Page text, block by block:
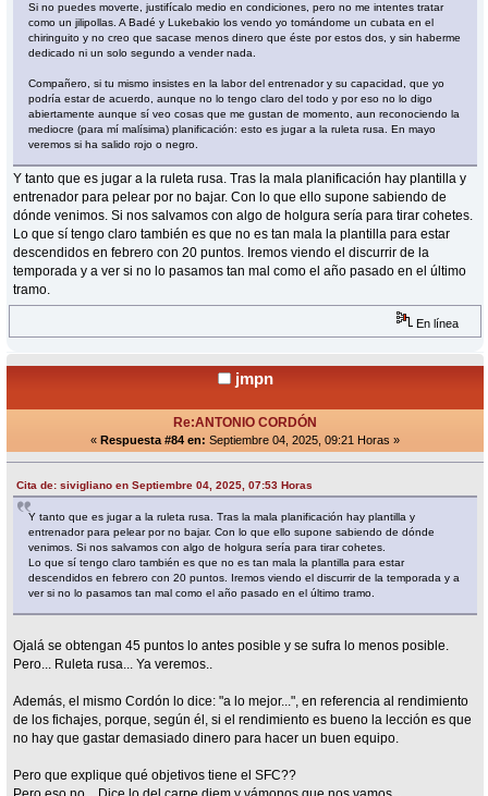
Si no puedes moverte, justifícalo medio en condiciones, pero no me intentes tratar
como un jilipollas. A Badé y Lukebakio los vendo yo tomándome un cubata en el
chiringuito y no creo que sacase menos dinero que éste por estos dos, y sin haberme
dedicado ni un solo segundo a vender nada.
Compañero, si tu mismo insistes en la labor del entrenador y su capacidad, que yo
podría estar de acuerdo, aunque no lo tengo claro del todo y por eso no lo digo
abiertamente aunque sí veo cosas que me gustan de momento, aun reconociendo la
mediocre (para mí malísima) planificación: esto es jugar a la ruleta rusa. En mayo
veremos si ha salido rojo o negro.
Y tanto que es jugar a la ruleta rusa. Tras la mala planificación hay plantilla y
entrenador para pelear por no bajar. Con lo que ello supone sabiendo de
dónde venimos. Si nos salvamos con algo de holgura sería para tirar cohetes.
Lo que sí tengo claro también es que no es tan mala la plantilla para estar
descendidos en febrero con 20 puntos. Iremos viendo el discurrir de la
temporada y a ver si no lo pasamos tan mal como el año pasado en el último
tramo.
En línea
jmpn
Re:ANTONIO CORDÓN
« Respuesta #84 en: Septiembre 04, 2025, 09:21 Horas »
Cita de: sivigliano en Septiembre 04, 2025, 07:53 Horas
Y tanto que es jugar a la ruleta rusa. Tras la mala planificación hay plantilla y
entrenador para pelear por no bajar. Con lo que ello supone sabiendo de dónde
venimos. Si nos salvamos con algo de holgura sería para tirar cohetes.
Lo que sí tengo claro también es que no es tan mala la plantilla para estar
descendidos en febrero con 20 puntos. Iremos viendo el discurrir de la temporada y a
ver si no lo pasamos tan mal como el año pasado en el último tramo.
Ojalá se obtengan 45 puntos lo antes posible y se sufra lo menos posible.
Pero... Ruleta rusa... Ya veremos..
Además, el mismo Cordón lo dice: "a lo mejor...", en referencia al rendimiento
de los fichajes, porque, según él, si el rendimiento es bueno la lección es que
no hay que gastar demasiado dinero para hacer un buen equipo.
Pero que explique qué objetivos tiene el SFC??